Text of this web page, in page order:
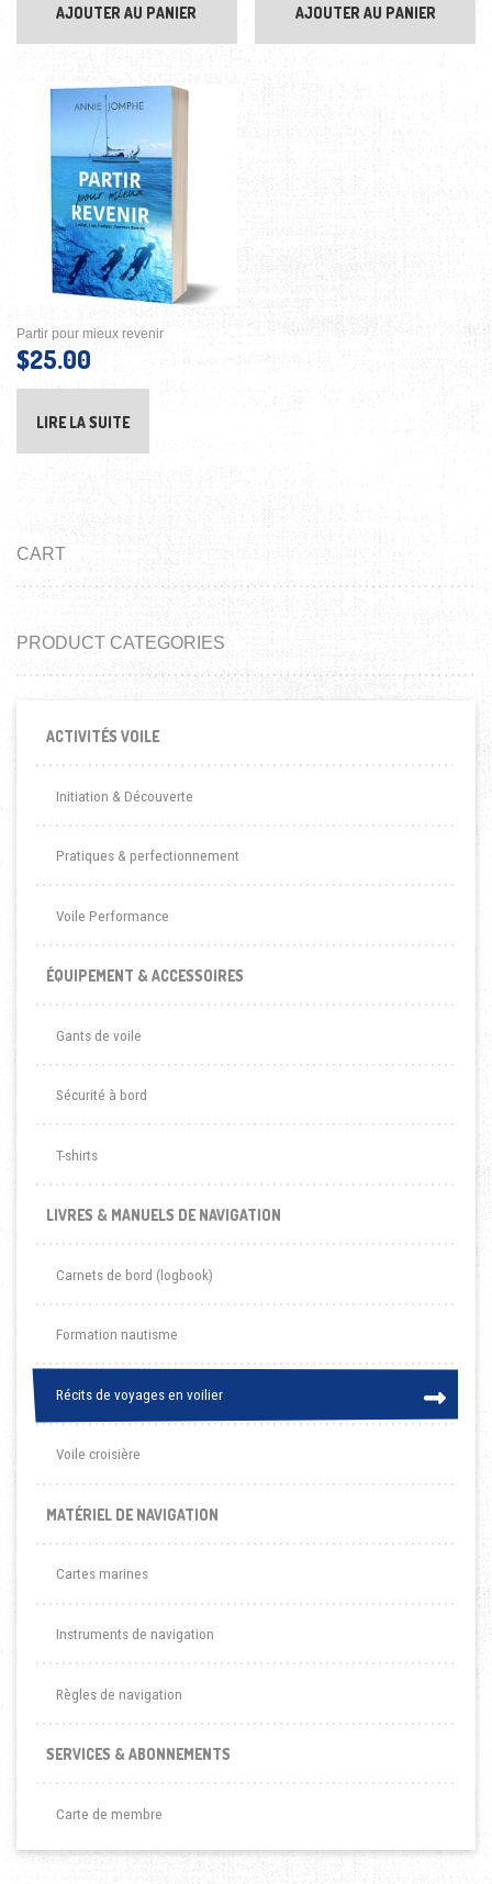
AJOUTER AU PANIER AJOUTER AU PANIER
Partir pour mieux revenir
$25.00
LIRE LA SUITE
CART
PRODUCT CATEGORIES
ACTIVITÉS VOILE
Initiation & Découverte
Pratiques & perfectionnement
Voile Performance
ÉQUIPEMENT & ACCESSOIRES
Gants de voile
Sécurité à bord
T-shirts
LIVRES & MANUELS DE NAVIGATION
Carnets de bord (logbook)
Formation nautisme
Récits de voyages en voilier
Récits de voyages en voilier
Voile croisière
MATÉRIEL DE NAVIGATION
Cartes marines
Instruments de navigation
Règles de navigation
SERVICES & ABONNEMENTS
Carte de membre